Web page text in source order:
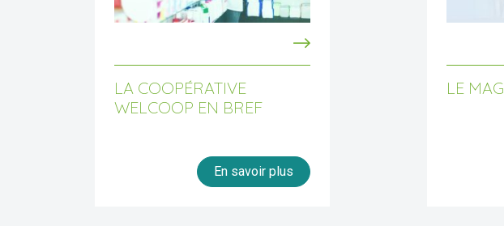
LA COOPÉRATIVE
WELCOOP EN BREF
En savoir plus
LE MAG